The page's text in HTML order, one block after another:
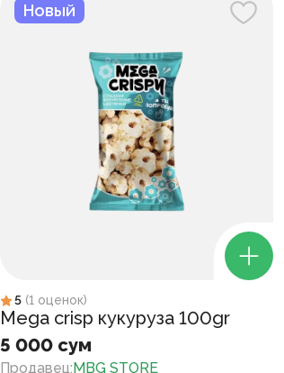
Новый
5 (1 оценок)
Mega crisp кукуруза 100gr
5 000 сум
Продавец:MBG STORE